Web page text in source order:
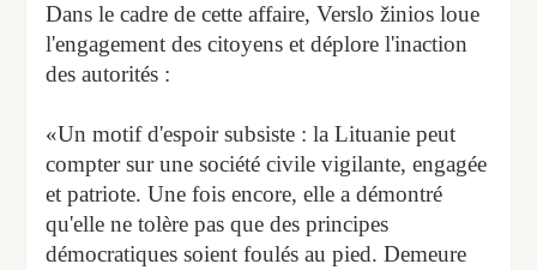
Dans le cadre de cette affaire, Verslo žinios loue
l'engagement des citoyens et déplore l'inaction
des autorités :
«Un motif d'espoir subsiste : la Lituanie peut
compter sur une société civile vigilante, engagée
et patriote. Une fois encore, elle a démontré
qu'elle ne tolère pas que des principes
démocratiques soient foulés au pied. Demeure